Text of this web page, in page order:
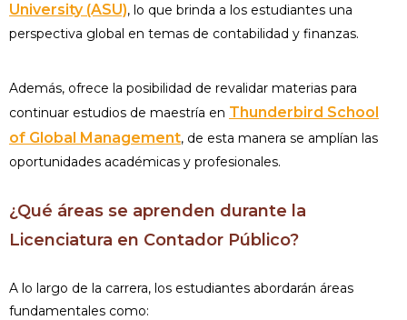
University (ASU), lo que brinda a los estudiantes una
perspectiva global en temas de contabilidad y finanzas.
Además, ofrece la posibilidad de revalidar materias para
continuar estudios de maestría en Thunderbird School
of Global Management, de esta manera se amplían las
oportunidades académicas y profesionales.
¿Qué áreas se aprenden durante la
Licenciatura en Contador Público?
A lo largo de la carrera, los estudiantes abordarán áreas
fundamentales como: